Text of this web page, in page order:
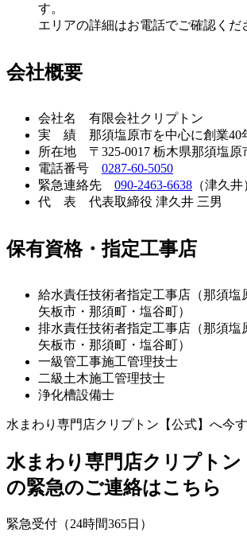
す。
エリアの詳細はお電話でご確認くだ
会社概要
会社名
有限会社クリプトン
実 績 那須塩原市を中心に創業40
所在地 〒325-0017 栃木県那須塩原
電話番号
0287-60-5050
緊急連絡先
090-2463-6638 （津久井
代 表 代表取締役 津久井 三男
保有資格・指定工事店
給水責任技術者指定工事店 （那須
矢板市・那須町・塩谷町）
排水責任技術者指定工事店 （那須
矢板市・那須町・塩谷町）
一級管工事施工管理技士
二級土木施工管理技士
浄化槽設備士
水まわり専門店クリプトン【公式】へ今
水まわり専門店クリプトン
の緊急のご連絡はこちら
緊急受付 （24時間365日）